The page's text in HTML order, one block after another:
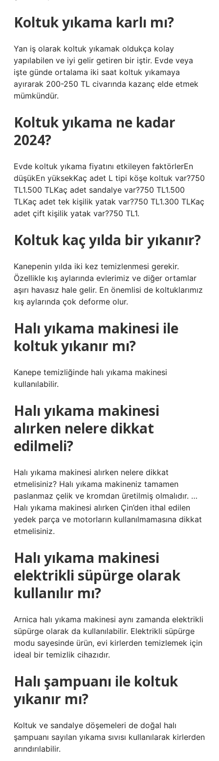
Koltuk yıkama karlı mı?
Yan iş olarak koltuk yıkamak oldukça kolay
yapılabilen ve iyi gelir getiren bir iştir. Evde veya
işte günde ortalama iki saat koltuk yıkamaya
ayırarak 200-250 TL civarında kazanç elde etmek
mümkündür.
Koltuk yıkama ne kadar
2024?
Evde koltuk yıkama fiyatını etkileyen faktörlerEn
düşükEn yüksekKaç adet L tipi köşe koltuk var?750
TL1.500 TLKaç adet sandalye var?750 TL1.500
TLKaç adet tek kişilik yatak var?750 TL1.300 TLKaç
adet çift kişilik yatak var?750 TL1.
Koltuk kaç yılda bir yıkanır?
Kanepenin yılda iki kez temizlenmesi gerekir.
Özellikle kış aylarında evlerimiz ve diğer ortamlar
aşırı havasız hale gelir. En önemlisi de koltuklarımız
kış aylarında çok deforme olur.
Halı yıkama makinesi ile
koltuk yıkanır mı?
Kanepe temizliğinde halı yıkama makinesi
kullanılabilir.
Halı yıkama makinesi
alırken nelere dikkat
edilmeli?
Halı yıkama makinesi alırken nelere dikkat
etmelisiniz? Halı yıkama makineniz tamamen
paslanmaz çelik ve kromdan üretilmiş olmalıdır. …
Halı yıkama makinesi alırken Çin’den ithal edilen
yedek parça ve motorların kullanılmamasına dikkat
etmelisiniz.
Halı yıkama makinesi
elektrikli süpürge olarak
kullanılır mı?
Arnica halı yıkama makinesi aynı zamanda elektrikli
süpürge olarak da kullanılabilir. Elektrikli süpürge
modu sayesinde ürün, evi kirlerden temizlemek için
ideal bir temizlik cihazıdır.
Halı şampuanı ile koltuk
yıkanır mı?
Koltuk ve sandalye döşemeleri de doğal halı
şampuanı sayılan yıkama sıvısı kullanılarak kirlerden
arındırılabilir.